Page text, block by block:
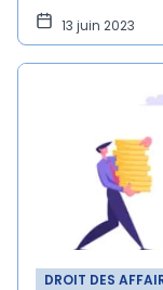
13 juin 2023
DROIT DES